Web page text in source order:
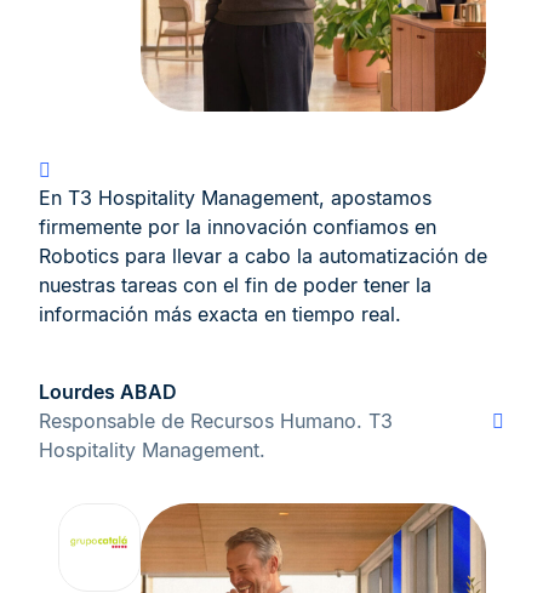
En T3 Hospitality Management, apostamos
firmemente por la innovación confiamos en
Robotics para llevar a cabo la automatización de
nuestras tareas con el fin de poder tener la
información más exacta en tiempo real.
Lourdes ABAD
Responsable de Recursos Humano. T3
Hospitality Management.